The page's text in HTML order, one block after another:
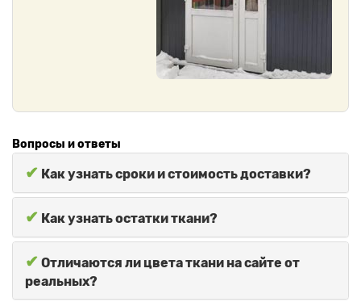
Вопросы и ответы
✔ Как узнать сроки и стоимость доставки?
✔ Как узнать остатки ткани?
✔ Отличаются ли цвета ткани на сайте от
реальных?